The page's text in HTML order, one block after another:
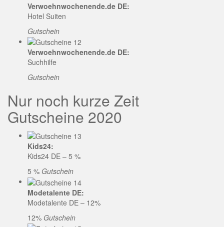
Verwoehnwochenende.de DE:
Hotel Suiten
Gutschein
Verwoehnwochenende.de DE:
Suchhilfe
Gutschein
Nur noch kurze Zeit
Gutscheine 2020
Kids24:
Kids24 DE – 5 %
5 % Gutschein
Modetalente DE:
Modetalente DE – 12%
12% Gutschein